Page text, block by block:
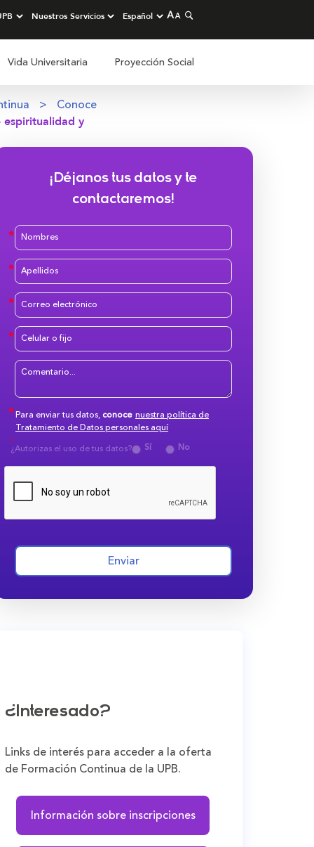
Vida Universitaria Proyección Social
Conoce
espiritualidad y
¡Déjanos tus datos y te
contactaremos!
Para enviar tus datos,conoce nuestra política de
Tratamiento de Datos personales aquí
¿Autorizas el uso de tus datos?
Sí No
Enviar
¿Interesado?
Links de interés para acceder a la oferta
de Formación Continua de la UPB.
Información sobre inscripciones